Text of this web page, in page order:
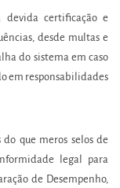
devida certificação e
desde multas e
do sistema em caso
em responsabilidades
do que meros selos de
legal para
de Desempenho,